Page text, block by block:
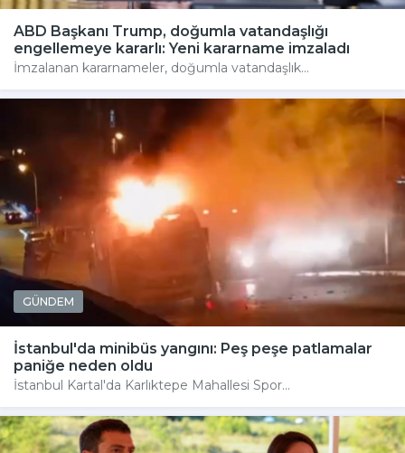
ABD Başkanı Trump, doğumla vatandaşlığı
engellemeye kararlı: Yeni kararname imzaladı
İmzalanan kararnameler, doğumla vatandaşlık...
GÜNDEM
İstanbul'da minibüs yangını: Peş peşe patlamalar
paniğe neden oldu
İstanbul Kartal'da Karlıktepe Mahallesi Spor...